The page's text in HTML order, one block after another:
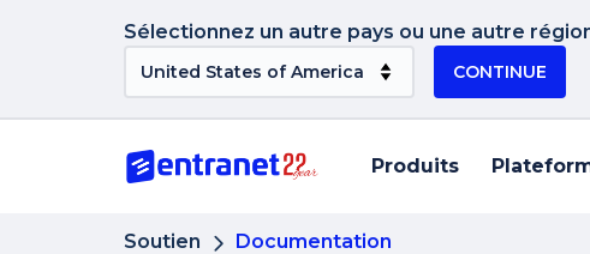
Sélectionnez un autre pays ou une autre
CONTINUE
Produits
Soutien Documentation